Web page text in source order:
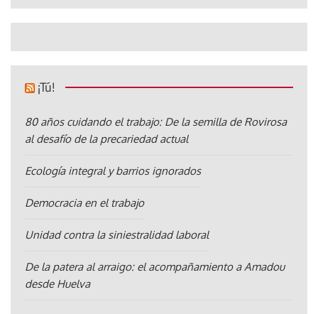
¡Tú!
80 años cuidando el trabajo: De la semilla de Rovirosa
al desafío de la precariedad actual
Ecología integral y barrios ignorados
Democracia en el trabajo
Unidad contra la siniestralidad laboral
De la patera al arraigo: el acompañamiento a Amadou
desde Huelva